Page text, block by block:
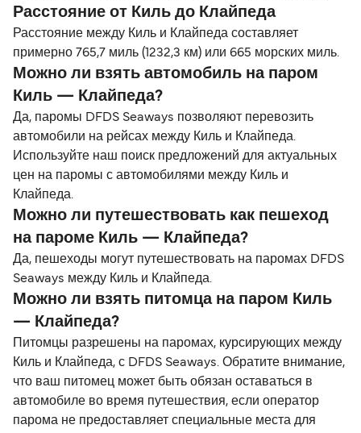
Расстояние от Киль до Клайпеда
Расстояние между Киль и Клайпеда составляет
примерно 765,7 миль (1232,3 км) или 665 морских миль.
Можно ли взять автомобиль на паром
Киль — Клайпеда?
Да, паромы DFDS Seaways позволяют перевозить
автомобили на рейсах между Киль и Клайпеда.
Используйте наш поиск предложений для актуальных
цен на паромы с автомобилями между Киль и
Клайпеда.
Можно ли путешествовать как пешеход
на пароме Киль — Клайпеда?
Да, пешеходы могут путешествовать на паромах DFDS
Seaways между Киль и Клайпеда.
Можно ли взять питомца на паром Киль
— Клайпеда?
Питомцы разрешены на паромах, курсирующих между
Киль и Клайпеда, с DFDS Seaways. Обратите внимание,
что ваш питомец может быть обязан оставаться в
автомобиле во время путешествия, если оператор
парома не предоставляет специальные места для